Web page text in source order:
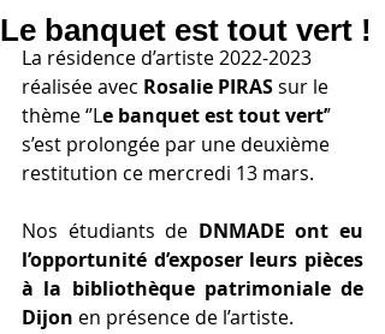
Le banquet est tout vert !
La résidence d’artiste 2022-2023
réalisée avec Rosalie PIRAS sur le
thème ‘’Le banquet est tout vert’’
s’est prolongée par une deuxième
restitution ce mercredi 13 mars.
Nos étudiants de DNMADE ont eu
l’opportunité d’exposer leurs pièces
à la bibliothèque patrimoniale de
Dijon en présence de l’artiste.